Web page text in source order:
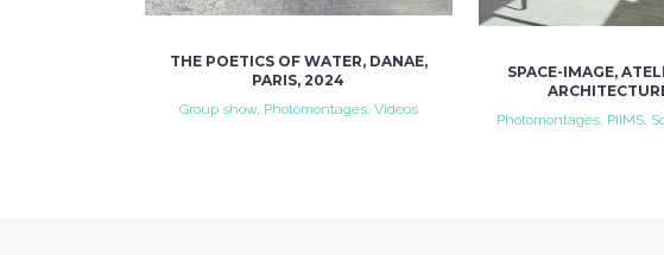
THE POETICS OF WATER, DANAE,
PARIS, 2024
Group show, Photomontages, Videos
SPACE-IMAGE,
Photomontages, PIIMS,